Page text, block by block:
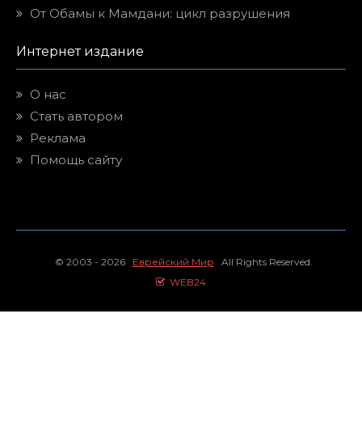
От Обамы к Мамдани: цикл разрушения
Интернет издание
О нас
Стать автором
Реклама
Помощь сайту
© 2003 - 2026 Еврейский Мир All Rights Reserved.
WEB24